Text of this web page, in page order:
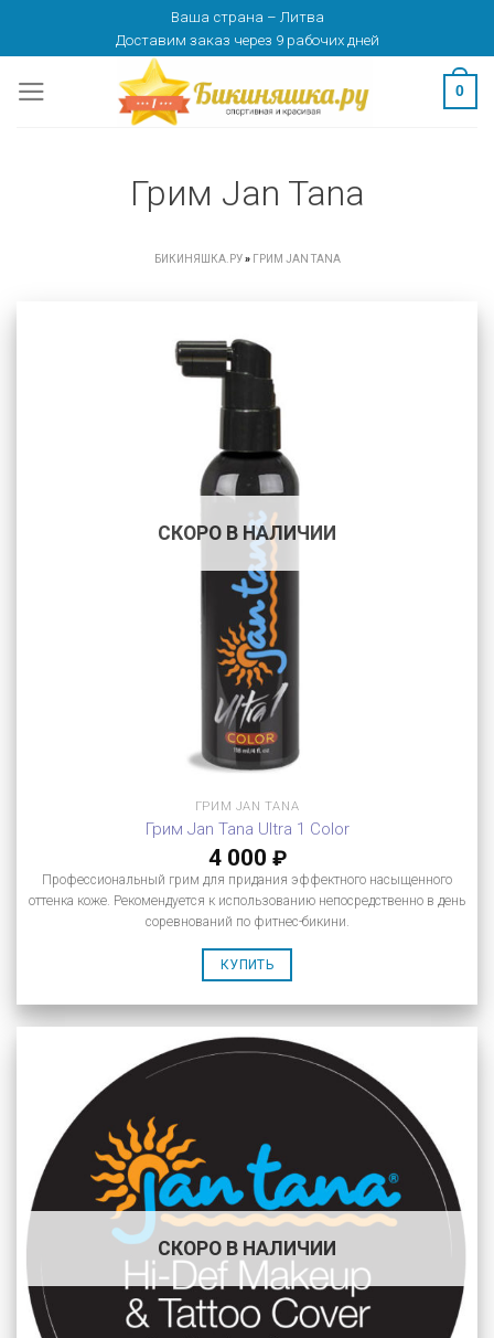
content
Ваша страна – Литва
Доставим заказ через 9 рабочих дней
0
Грим Jan Tana
БИКИНЯШКА.РУ» ГРИМ JAN TANA
СКОРО В НАЛИЧИИ
ГРИМ JAN TANA
Грим Jan Tana Ultra 1 Color
4 000 ₽
Профессиональный грим для придания эффектного насыщенного
оттенка коже. Рекомендуется к использованию непосредственно в день
соревнований по фитнес-бикини.
КУПИТЬ
СКОРО В НАЛИЧИИ